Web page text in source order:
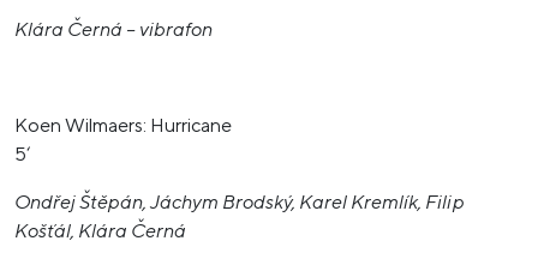
Klára Černá – vibrafon
Koen Wilmaers: Hurricane
5‘
Ondřej Štěpán, Jáchym Brodský, Karel Kremlík, Filip
Košťál, Klára Černá